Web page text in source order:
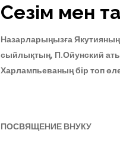
Сезім мен
Назарларыңызға
сыйлықтың, П.Ойунский
Харлампьеваның бір топ
ПОСВЯЩЕНИЕ ВНУКУ